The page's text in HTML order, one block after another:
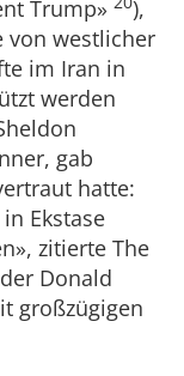
Trump»
),
von westlicher
im Iran in
werden
gab
hatte:
Ekstase
zitierte The
Donald
großzügigen